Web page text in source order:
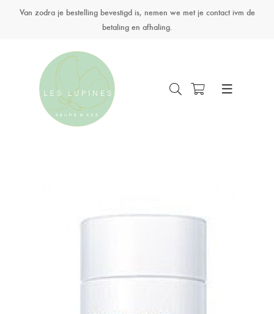
Van zodra je bestelling bevestigd is, nemen we met je contact ivm de
betaling en afhaling.